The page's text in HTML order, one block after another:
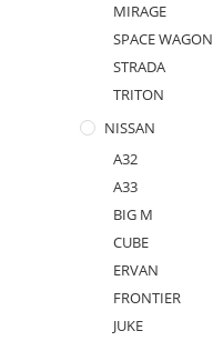
MIRAGE
SPACE WAGON
STRADA
TRITON
NISSAN
A32
A33
BIG M
CUBE
ERVAN
FRONTIER
JUKE